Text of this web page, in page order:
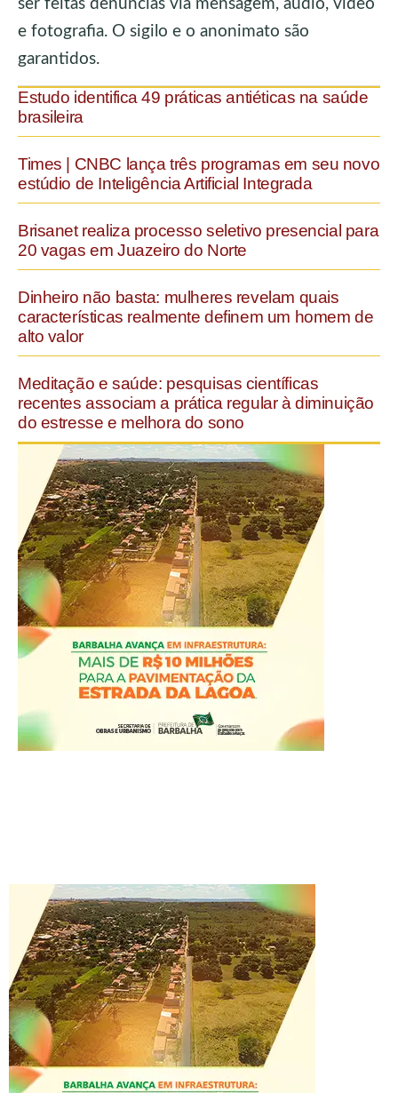
ser feitas denúncias via mensagem, áudio, vídeo
e fotografia. O sigilo e o anonimato são
garantidos.
Estudo identifica 49 práticas antiéticas na saúde
brasileira
Times | CNBC lança três programas em seu novo
estúdio de Inteligência Artificial Integrada
Brisanet realiza processo seletivo presencial para
20 vagas em Juazeiro do Norte
Dinheiro não basta: mulheres revelam quais
características realmente definem um homem de
alto valor
Meditação e saúde: pesquisas científicas
recentes associam a prática regular à diminuição
do estresse e melhora do sono